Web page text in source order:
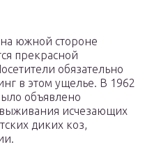
южной стороне
прекрасной
обязательно
в этом ущелье. В 1962
объявлено
исчезающих
диких коз,